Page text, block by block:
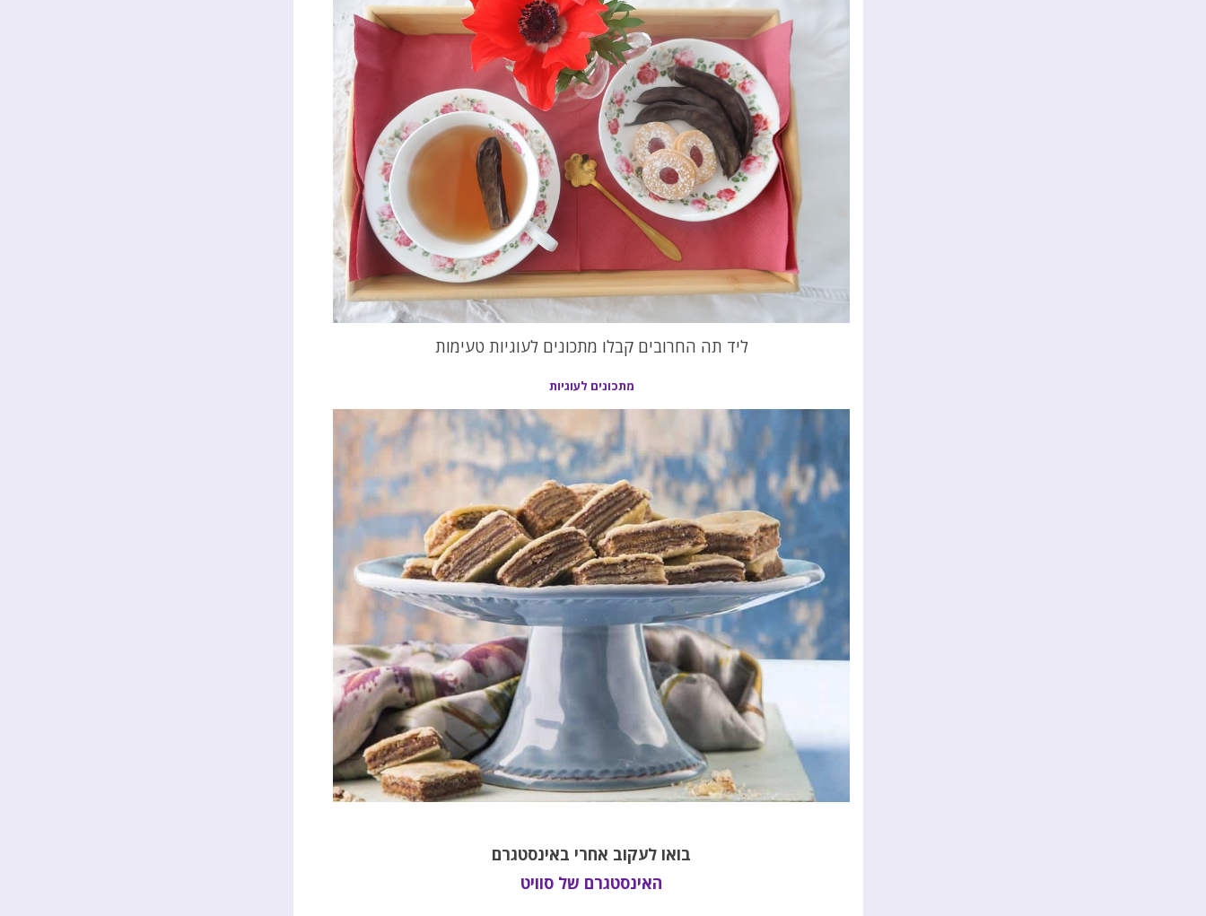
ליד תה החרובים קבלו מתכונים לעוגיות טעימות
מתכונים לעוגיות
בואו לעקוב אחרי באינסטגרם
האינסטגרם של סוויט